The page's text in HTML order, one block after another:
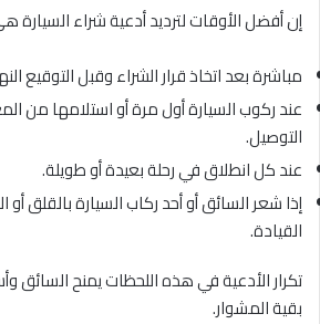
إن أفضل الأوقات لترديد أدعية شراء السيارة
مباشرة بعد اتخاذ قرار الشراء وقبل التوقيع
عند ركوب السيارة أول مرة أو استلامها من
التوصيل.
عند كل انطلاق في رحلة بعيدة أو طويلة.
إذا شعر السائق أو أحد ركاب السيارة بالقلق أو
القيادة.
تكرار الأدعية في هذه اللحظات يمنح السائق
بقية المشوار.